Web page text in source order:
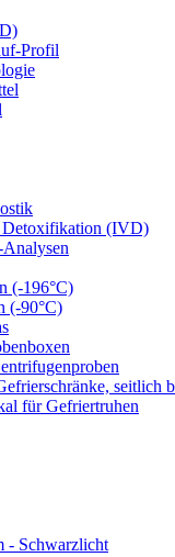
Profil
Detoxifikation (IVD)
(-196°C)
(-90°C)
seitlich
für Gefriertruhen
- Schwarzlicht